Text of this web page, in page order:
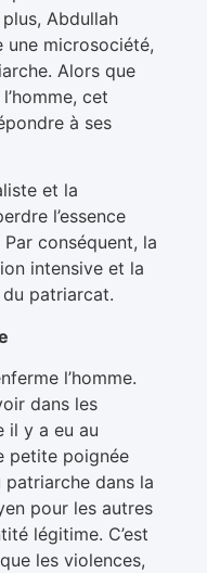
Abdullah
une microsociété,
Alors que
cet
à ses
et la
l’essence
Par conséquent, la
intensive et la
patriarcat.
l’homme.
dans les
il y a eu au
petite poignée
patriarche dans la
pour les autres
légitime. C’est
les violences,